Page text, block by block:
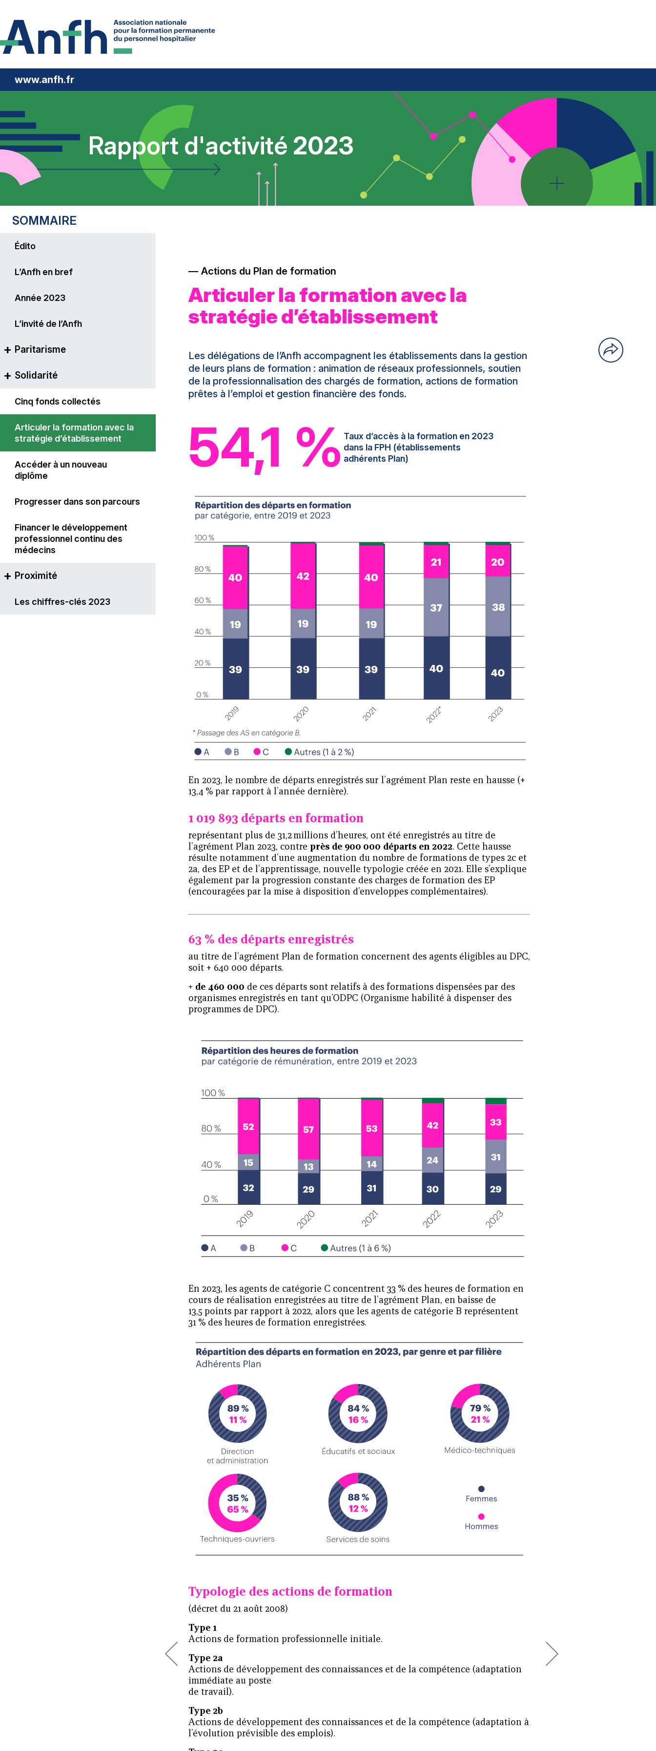
www.anfh.fr
Rapport d'activité 2023
Actions du Plan de formation
Articuler la formation avec la
stratégie d’établissement
Les délégations de l’Anfh accompagnent les établissements dans la gestion
de leurs plans de formation : animation de réseaux professionnels, soutien
de la professionnalisation des chargés de formation, actions de formation
prêtes à l’emploi et gestion financière des fonds.
54,1 % Taux d’accès à la formation en 2023
dans la FPH (établissements
adhérents Plan)
En 2023, le nombre de départs enregistrés sur l’agrément Plan reste en hausse (+
13,4 % par rapport à l’année dernière).
1 019 893 départs en formation
représentant plus de 31,2 millions d’heures, ont été enregistrés au titre de
l’agrément Plan 2023, contre près de 900 000 départs en 2022. Cette hausse
résulte notamment d’une augmentation du nombre de formations de types 2c et
2a, des EP et de l’apprentissage, nouvelle typologie créée en 2021. Elle s’explique
également par la progression constante des charges de formation des EP
(encouragées par la mise à disposition d’enveloppes complémentaires).
63 % des départs enregistrés
au titre de l’agrément Plan de formation concernent des agents éligibles au DPC,
soit + 640 000 départs.
+ de 460 000 de ces départs sont relatifs à des formations dispensées par des
organismes enregistrés en tant qu’ODPC (Organisme habilité à dispenser des
programmes de DPC).
En 2023, les agents de catégorie C concentrent 33 % des heures de formation en
cours de réalisation enregistrées au titre de l’agrément Plan, en baisse de
13,5 points par rapport à 2022, alors que les agents de catégorie B représentent
31 % des heures de formation enregistrées.
Typologie des actions de formation
(décret du 21 août 2008)
Type 1
Actions de formation professionnelle initiale.
Type 2a
Actions de développement des connaissances et de la compétence (adaptation
immédiate au poste
de travail).
Type 2b
Actions de développement des connaissances et de la compétence (adaptation à
l’évolution prévisible des emplois).
SOMMAIRE
Édito
L’Anfh en bref
Année 2023
L’invité de l’Anfh
Paritarisme
Le principe du paritarisme
La formation continue plus
que jamais vectrice
d’opportunités professionnelles
Projet stratégique
Faire évoluer les outils au gré
Du DPC à la certification
périodique ?
Solidarité
Cinq fonds collectés
Articuler la formation avec la
stratégie d’établissement
Accéder à un nouveau
diplôme
Progresser dans son parcours
Financer le développement
professionnel continu des
médecins
Proximité
Une solution complète pour la
Les chiffres-clés 2023